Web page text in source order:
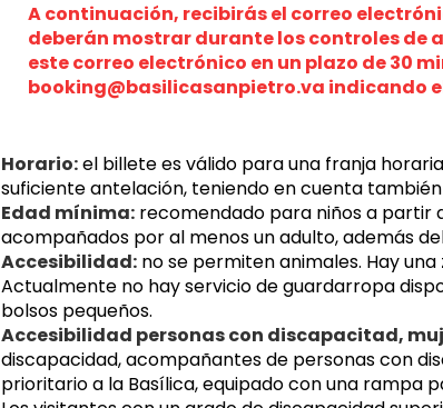
A continuación, recibirás el correo
deberán mostrar durante los controles de
este correo electrónico en un plazo de 30
booking@basilicasanpietro.va indicando
Horario: el billete es válido para una franja
suficiente antelación, teniendo en cuenta
Edad mínima: recomendado para niños a partir
acompañados por al menos un adulto, además
Accesibilidad: no se permiten animales. Hay
Actualmente no hay servicio de guardarropa
bolsos pequeños.
Accesibilidad personas con discapacitad,
discapacidad, acompañantes de personas con
prioritario a la Basílica, equipado con una rampa